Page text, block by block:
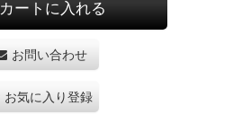
カートに入れる
お問い合わせ
お気に入り登録